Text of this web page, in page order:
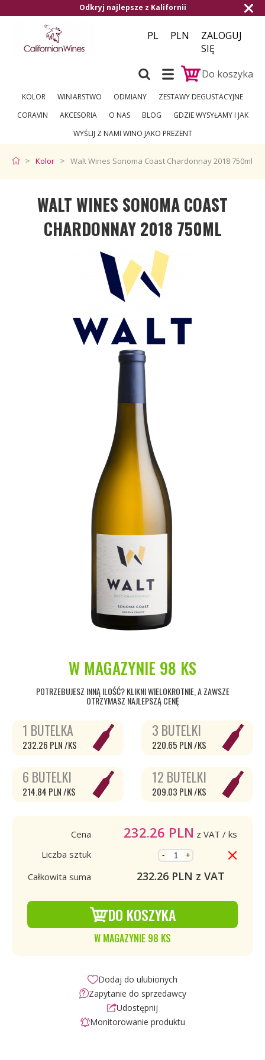
Odkryj najlepsze z Kalifornii
PL PLN
ZALOGUJ
SIĘ
Do koszyka
KOLOR WINIARSTWO ODMIANY
ZESTAWY DEGUSTACYJNE
CORAVIN
AKCESORIA O NAS BLOG
GDZIE WYSYŁAMY I JAK
WYŚLIJ Z NAMI WINO JAKO PREZENT
Kolor Walt Wines Sonoma Coast Chardonnay 2018 750ml
WALT WINES SONOMA COAST
CHARDONNAY 2018 750ML
W MAGAZYNIE 98 KS
POTRZEBUJESZ INNĄ ILOŚĆ? KLIKNI WIELOKROTNIE, A ZAWSZE
OTRZYMASZ NAJLEPSZĄ CENĘ
1 BUTELKA
232.26 PLN /KS
3 BUTELKI
220.65 PLN /KS
6 BUTELKI
214.84 PLN /KS
12 BUTELKI
209.03 PLN /KS
Cena 232.26 PLN z VAT / ks
Liczba sztuk
- +
Całkowita suma 232.26PLN z VAT
DO KOSZYKA
W MAGAZYNIE 98 KS
Dodaj do ulubionych
Zapytanie do sprzedawcy
Udostępnij
Monitorowanie produktu